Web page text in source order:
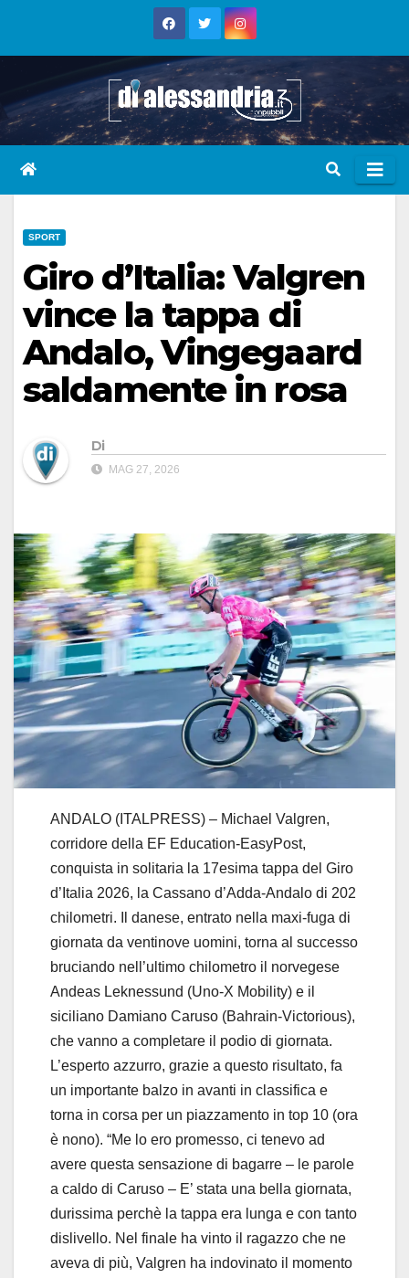
SPORT
Giro d’Italia: Valgren
vince la tappa di
Andalo, Vingegaard
saldamente in rosa
Di
MAG 27, 2026
ANDALO (ITALPRESS) – Michael Valgren,
corridore della EF Education-EasyPost,
conquista in solitaria la 17esima tappa del Giro
d’Italia 2026, la Cassano d’Adda-Andalo di 202
chilometri. Il danese, entrato nella maxi-fuga di
giornata da ventinove uomini, torna al successo
bruciando nell’ultimo chilometro il norvegese
Andeas Leknessund (Uno-X Mobility) e il
siciliano Damiano Caruso (Bahrain-Victorious),
che vanno a completare il podio di giornata.
L’esperto azzurro, grazie a questo risultato, fa
un importante balzo in avanti in classifica e
torna in corsa per un piazzamento in top 10 (ora
è nono). “Me lo ero promesso, ci tenevo ad
avere questa sensazione di bagarre – le parole
a caldo di Caruso – E’ stata una bella giornata,
durissima perchè la tappa era lunga e con tanto
dislivello. Nel finale ha vinto il ragazzo che ne
aveva di più, Valgren ha indovinato il momento